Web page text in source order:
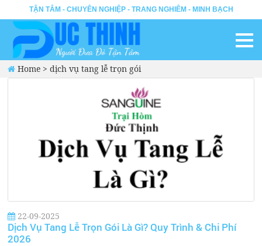
TẬN TÂM - CHUYÊN NGHIỆP - TRANG NGHIÊM - MINH BẠCH
Home >dịch vụ tang lễ trọn gói
22-09-2025
Dịch Vụ Tang Lễ Trọn Gói Là Gì? Quy Trình & Chi Phí
2026